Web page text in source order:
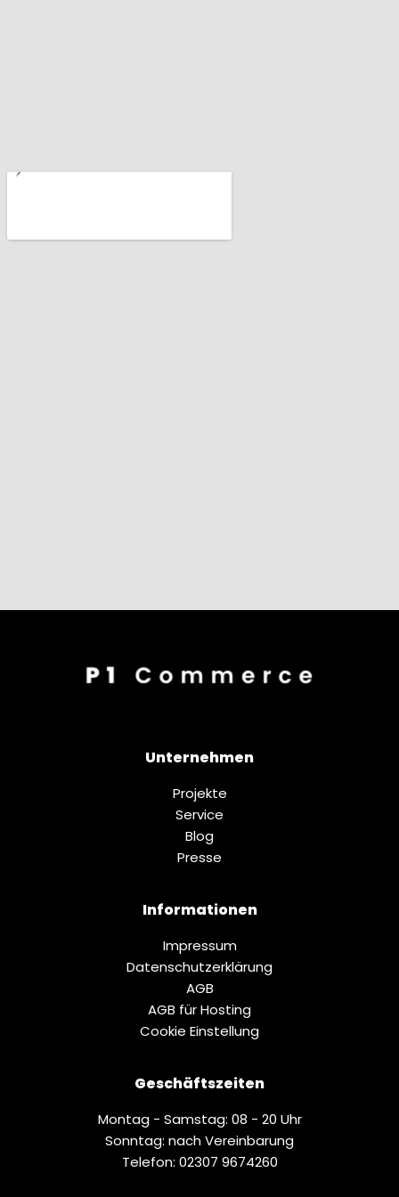
Unternehmen
Projekte
Service
Blog
Presse
Informationen
Impressum
Datenschutz­erklärung
AGB
AGB für Hosting
Cookie Einstellung
Geschäftszeiten
Montag - Samstag: 08 - 20 Uhr
Sonntag: nach Vereinbarung
Telefon: 02307 9674260